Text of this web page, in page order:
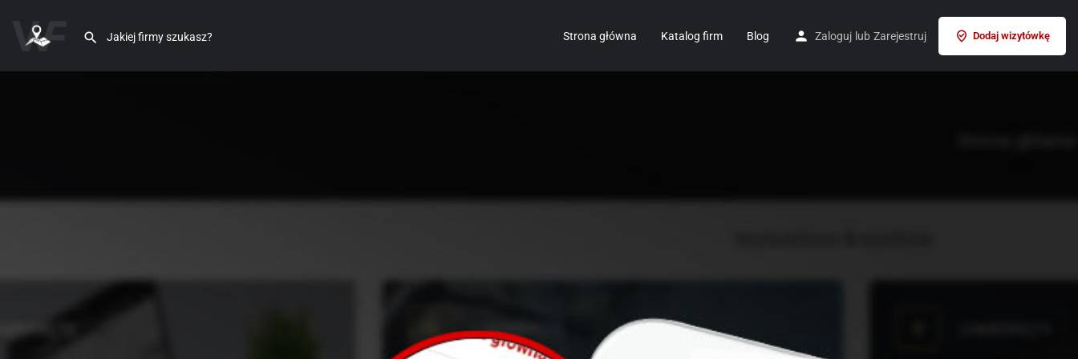
Strona główna Katalog firm Blog Zaloguj lub Zarejestruj Dodaj wizytówkę